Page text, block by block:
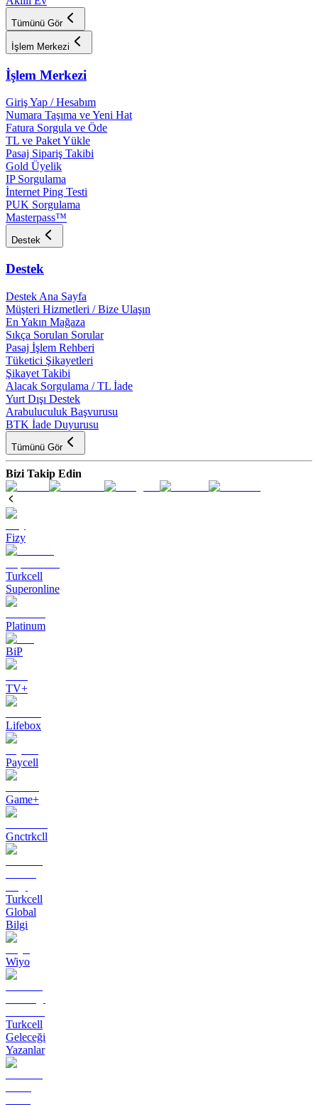
Tümünü Gör
İşlem Merkezi
İşlem Merkezi
Giriş Yap / Hesabım
Numara Taşıma ve Yeni Hat
Fatura Sorgula ve Öde
TL ve Paket Yükle
Pasaj Sipariş Takibi
Gold Üyelik
IP Sorgulama
İnternet Ping Testi
PUK Sorgulama
Masterpass™
Destek
Destek
Destek Ana Sayfa
Müşteri Hizmetleri / Bize Ulaşın
En Yakın Mağaza
Sıkça Sorulan Sorular
Pasaj İşlem Rehberi
Tüketici Şikayetleri
Şikayet Takibi
Alacak Sorgulama / TL İade
Yurt Dışı Destek
Arabuluculuk Başvurusu
BTK İade Duyurusu
Tümünü Gör
Bizi Takip Edin
Fizy
Turkcell
Superonline
Platinum
BiP
TV+
Lifebox
Paycell
Game+
Gnctrkcll
Turkcell
Global
Bilgi
Wiyo
Turkcell
Geleceği
Yazanlar